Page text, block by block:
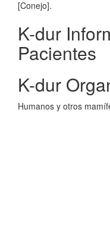
[Conejo].
K-dur
Pacientes
K-dur
Humanos y otros